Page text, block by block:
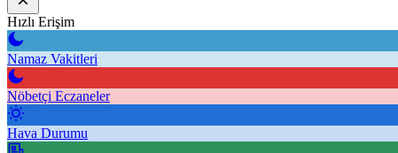
Hızlı Erişim
Namaz Vakitleri
Nöbetçi Eczaneler
Hava Durumu